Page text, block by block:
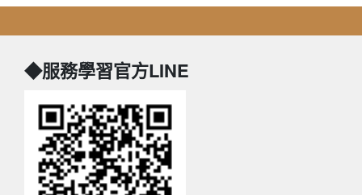
◆服務學習官方LINE